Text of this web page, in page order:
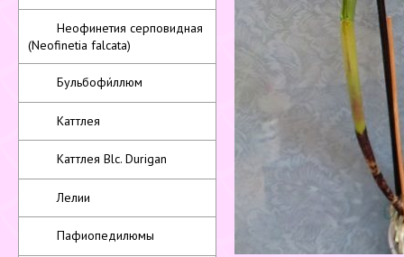
Неофинетия серповидная
(Neofinetia falcata)
Бульбофи́ллюм
Каттлея
Каттлея Blc. Durigan
Лелии
Пафиопедилюмы